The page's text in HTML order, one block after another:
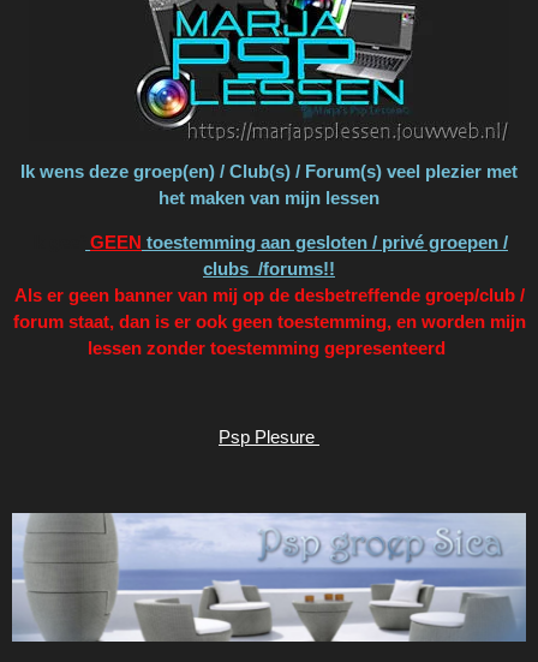
Ik wens deze groep(en) / Club(s) / Forum(s) veel plezier met
het maken van mijn lessen
GEEN toestemming aan gesloten / privé groepen /
clubs /forums!!
Als er geen banner van mij op de desbetreffende groep/club /
forum staat, dan is er ook geen toestemming, en worden mijn
lessen zonder toestemming gepresenteerd
Psp Plesure